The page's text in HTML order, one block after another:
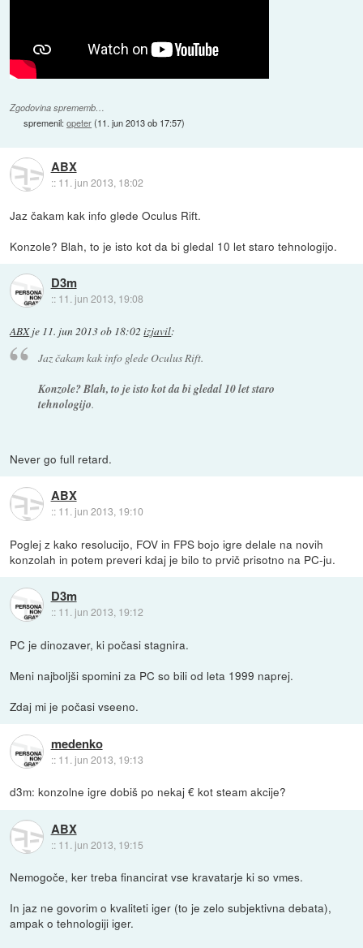
Zgodovina sprememb…
spremenil:opeter(11. jun 2013 ob 17:57)
ABX
:: 11. jun 2013, 18:02
Jaz čakam kak info glede Oculus Rift.
Konzole? Blah, to je isto kot da bi gledal 10 let staro tehnologijo.
D3m
:: 11. jun 2013, 19:08
ABXje 11. jun 2013 ob 18:02 izjavil:
Jaz čakam kak info glede Oculus Rift.
Konzole? Blah, to je isto kot da bi gledal 10 let staro
tehnologijo.
Never go full retard.
ABX
:: 11. jun 2013, 19:10
Poglej z kako resolucijo, FOV in FPS bojo igre delale na novih
konzolah in potem preveri kdaj je bilo to prvič prisotno na PC-ju.
D3m
:: 11. jun 2013, 19:12
PC je dinozaver, ki počasi stagnira.
Meni najboljši spomini za PC so bili od leta 1999 naprej.
Zdaj mi je počasi vseeno.
medenko
:: 11. jun 2013, 19:13
d3m: konzolne igre dobiš po nekaj € kot steam akcije?
ABX
:: 11. jun 2013, 19:15
Nemogoče, ker treba financirat vse kravatarje ki so vmes.
In jaz ne govorim o kvaliteti iger (to je zelo subjektivna debata),
ampak o tehnologiji iger.